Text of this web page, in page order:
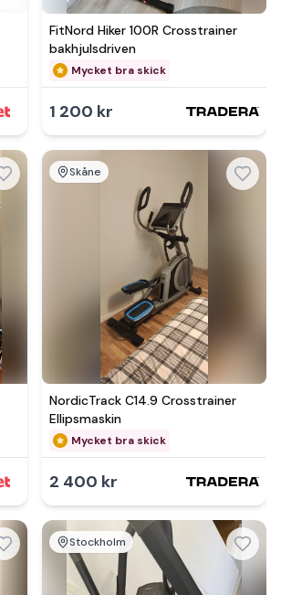
FitNord Hiker 100R Crosstrainer
bakhjulsdriven
Mycket bra skick
1 200 kr
Se mer hos
Skåne
NordicTrack C14.9 Crosstrainer
Ellipsmaskin
Mycket bra skick
2 400 kr
Stockholm